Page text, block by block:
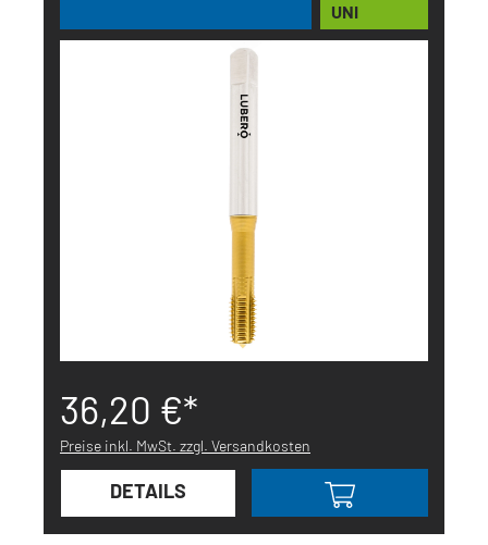
UNI
36,20 €*
Preise inkl. MwSt. zzgl. Versandkosten
DETAILS